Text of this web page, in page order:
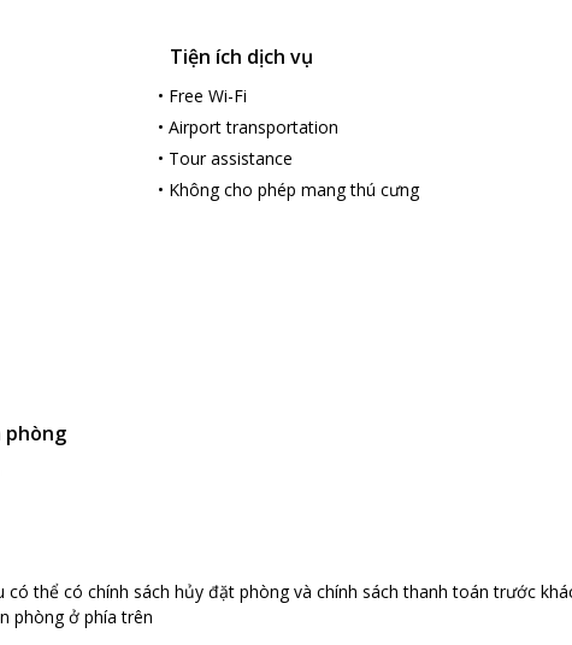
Tiện ích dịch vụ
• Free Wi-Fi
•Airport transportation
• Tour assistance
• Không cho phép mang thú cưng
phòng
có thể có chính sách hủy đặt phòng và chính sách thanh toán trước
phòng ở phía trên